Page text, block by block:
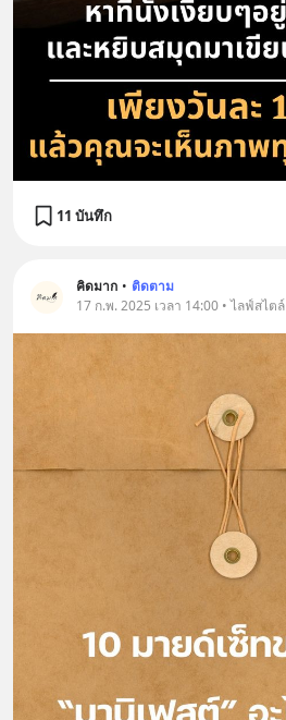
11 บันทึก
คิดมาก • ติดตาม
17 ก.พ. 2025 เวลา 14:00 • ไลฟ์สไตล์